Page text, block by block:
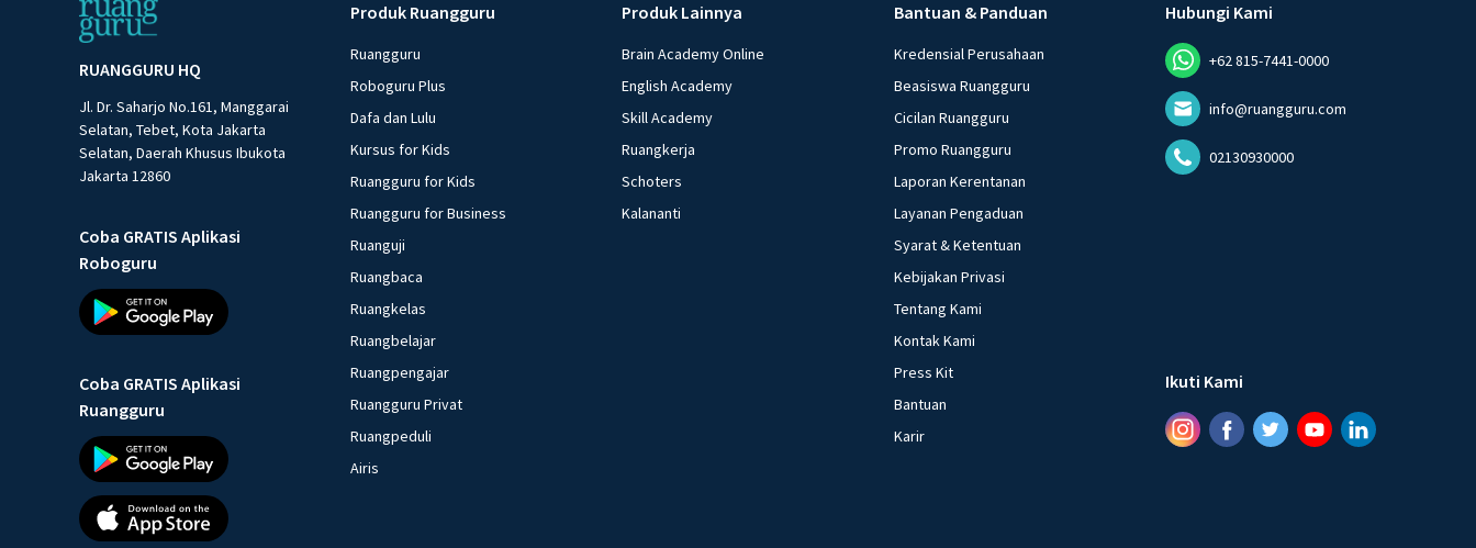
RUANGGURU HQ
Jl. Dr. Saharjo No.161, Manggarai
Selatan, Tebet, Kota Jakarta
Selatan, Daerah Khusus Ibukota
Jakarta 12860
Coba GRATIS Aplikasi
Roboguru
Coba GRATIS Aplikasi
Ruangguru
Produk Ruangguru
Ruangguru
Roboguru Plus
Dafa dan Lulu
Kursus for Kids
Ruangguru for Kids
Ruangguru for Business
Ruanguji
Ruangbaca
Ruangkelas
Ruangbelajar
Ruangpengajar
Ruangguru Privat
Ruangpeduli
Airis
Produk Lainnya
Brain Academy Online
English Academy
Skill Academy
Ruangkerja
Schoters
Kalananti
Bantuan & Panduan
Kredensial Perusahaan
Beasiswa Ruangguru
Cicilan Ruangguru
Promo Ruangguru
Laporan Kerentanan
Layanan Pengaduan
Syarat & Ketentuan
Kebijakan Privasi
Tentang Kami
Kontak Kami
Press Kit
Bantuan
Karir
Hubungi Kami
+62 815-7441-0000
info@ruangguru.com
02130930000
Ikuti Kami